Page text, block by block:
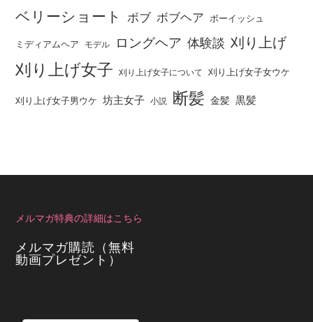
ベリーショート
ボブ ボブヘア ボーイッシュ
ミディアムヘア モデル ロングヘア 体験談 刈り上げ
刈り上げ女子 刈り上げ女子について 刈り上げ女子女ウケ
刈り上げ女子男ウケ 坊主女子 小説 断髪 金髪 黒髪
メルマガ特典の詳細はこちら
メルマガ購読（無料
動画プレゼント）